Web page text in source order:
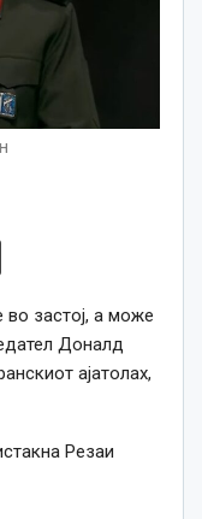
застој, а може
Доналд
ајатолах,
Резаи